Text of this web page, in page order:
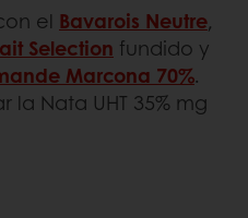
el Bavarois Neutre,
Selection fundido y
Marcona 70%.
Nata UHT 35% mg